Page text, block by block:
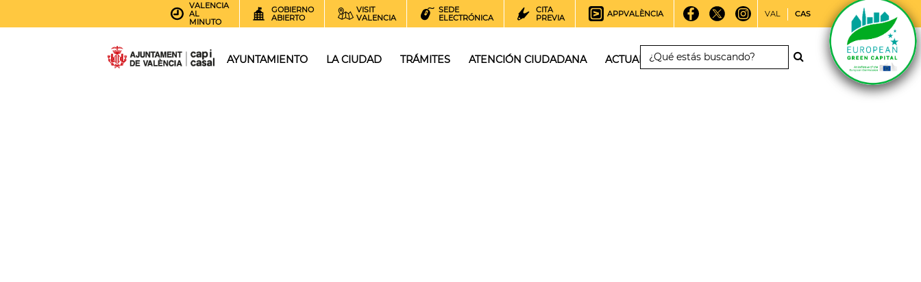
VALENCIA
AL
MINUTO
GOBIERNO
ABIERTO
VISIT
VALENCIA
SEDE
ELECTRÓNICA
CITA
PREVIA
APPVALÈNCIA VAL CAS
AYUNTAMIENTO LA CIUDAD TRÁMITES ATENCIÓN CIUDADANA ACTUALIDAD